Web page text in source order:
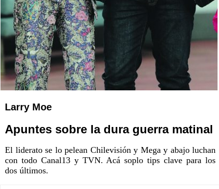
Larry Moe
Apuntes sobre la dura guerra matinal
El liderato se lo pelean Chilevisión y Mega y abajo luchan
con todo Canal13 y TVN. Acá soplo tips clave para los
dos últimos.